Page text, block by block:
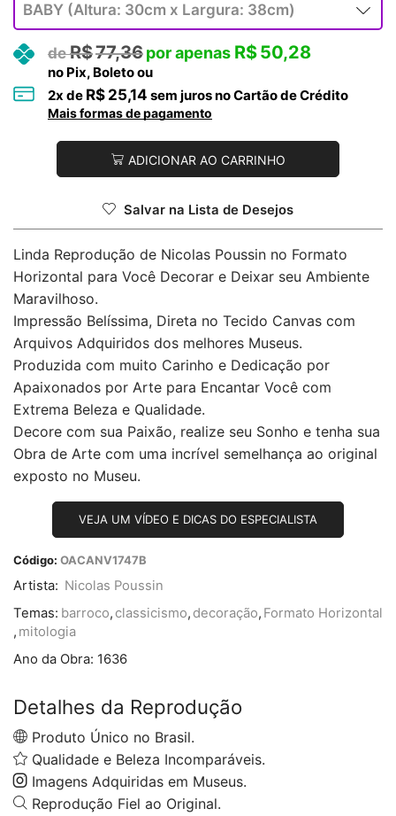
R$77,36 R$50,28
no Pix, Boleto ou
2x de R$ 25,14 sem juros no Cartão de Crédito
Mais formas de pagamento
ADICIONAR AO CARRINHO
Salvar na Lista de Desejos
Linda Reprodução de Nicolas Poussin no Formato
Horizontal para Você Decorar e Deixar seu Ambiente
Maravilhoso.
Impressão Belíssima, Direta no Tecido Canvas com
Arquivos Adquiridos dos melhores Museus.
Produzida com muito Carinho e Dedicação por
Apaixonados por Arte para Encantar Você com
Extrema Beleza e Qualidade.
Decore com sua Paixão, realize seu Sonho e tenha sua
Obra de Arte com uma incrível semelhança ao original
exposto no Museu.
VEJA UM VÍDEO E DICAS DO ESPECIALISTA
Código: OACANV1747B
Artista: Nicolas Poussin
Temas: barroco, classicismo, decoração, Formato Horizontal
, mitologia
Ano da Obra: 1636
Detalhes da Reprodução
Produto Único no Brasil.
Qualidade e Beleza Incomparáveis.
Imagens Adquiridas em Museus.
Reprodução Fiel ao Original.